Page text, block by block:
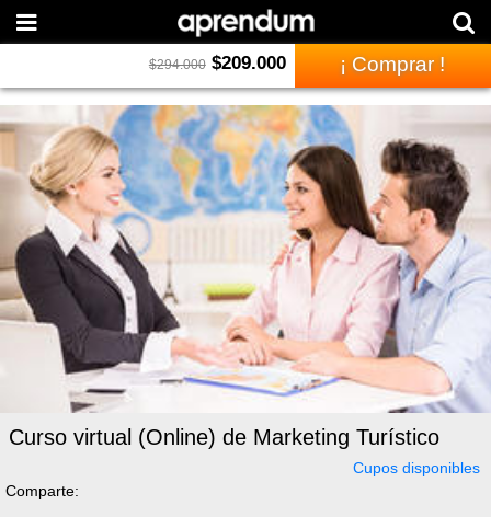
$294.000 $209.000 ¡ Comprar !
Curso virtual (Online) de Marketing Turístico
Cupos disponibles
Comparte: